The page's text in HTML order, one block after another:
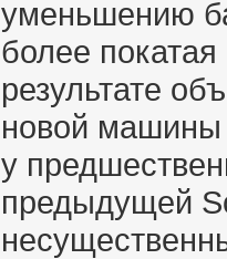
уменьшению
более
результате
новой машины
у
предыдущей